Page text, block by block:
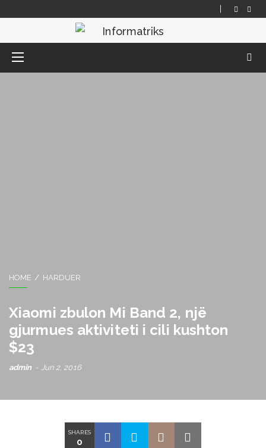
HOME HARDUER
Xiaomi zbulon Mi Band 2, një
gjurmues aktiviteti i cili kushton
$23
admin Jun 2, 2016
SHARES
0